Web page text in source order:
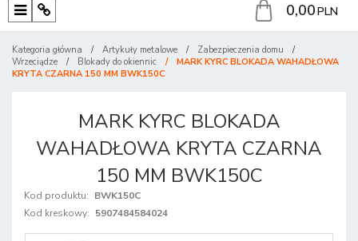
M
n
u
P
n
e
0,00PLN
Kategoria główna / Artykuły metalowe / Zabezpieczenia domu
/
Wrzeciądze
/ Blokady do okiennic /
MARK KYRC BLOKADA WAHADŁOWA
KRYTA CZARNA 150 MM BWK150C
MARK KYRC BLOKADA
WAHADŁOWA KRYTA CZARNA
150 MM BWK150C
Kod produktu: BWK150C
Kod kreskowy: 5907484584024